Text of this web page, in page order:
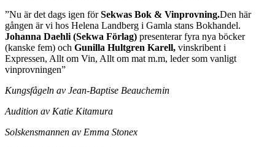
”Nu är det dags igen förSekwas Bok & Vinprovning.Den här
gången är vi hos Helena Landberg i Gamla stans Bokhandel.
Johanna Daehli (Sekwa Förlag) presenterar fyra nya böcker
(kanske fem) och Gunilla Hultgren Karell, vinskribent i
Expressen, Allt om Vin, Allt om mat m.m, leder som vanligt
vinprovningen”
Kungsfågeln av Jean-Baptise Beauchemin
Audition av Katie Kitamura
Solskensmannen av Emma Stonex